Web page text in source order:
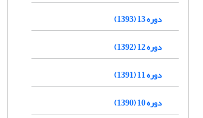
دوره 13 (1393)
دوره 12 (1392)
دوره 11 (1391)
دوره 10 (1390)